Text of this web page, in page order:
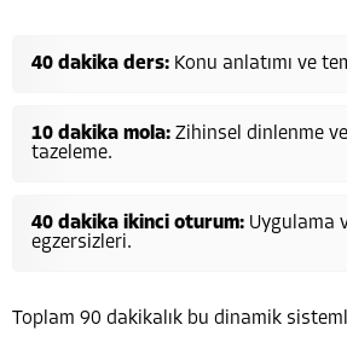
40 dakika ders: Konu anlatımı ve
10 dakika mola: Zihinsel dinlenme
tazeleme.
40 dakika ikinci oturum: Uygulama
egzersizleri.
Toplam 90 dakikalık bu dinamik